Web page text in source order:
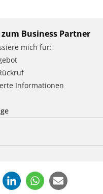
Business Partner
mich für:
Informationen